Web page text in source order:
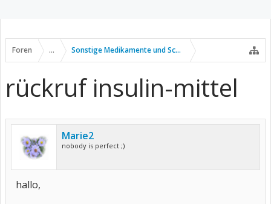
Foren ... Sonstige Medikamente und Schmerztherapie
rückruf insulin-mittel
Marie2
nobody is perfect ;)
hallo,